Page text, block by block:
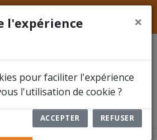
Francophone de Football en
l'expérience
×
pour faciliter l'expérience
l'utilisation de cookie ?
ACCEPTER REFUSER